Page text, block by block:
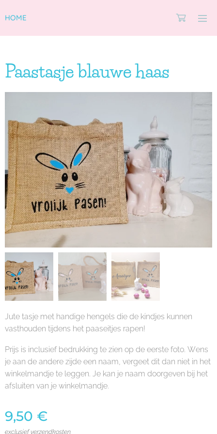
HOME
Paastasje blauwe haas
Jute tasje met handige hengels die de kindjes kunnen
vasthouden tijdens het paaseitjes rapen!
Prijs is inclusief bedrukking te zien op de eerste foto. Wens
je aan de andere zijde een naam, vergeet dit dan niet in het
winkelmandje te leggen. Je kan je naam doorgeven bij het
afsluiten van je winkelmandje.
9,50 €
exclusief verzendkosten